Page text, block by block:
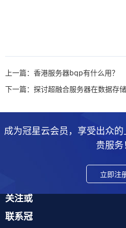
上一篇：香港服务器bgp有什么用？
下一篇：探讨超融合服务器在数据存
成为冠星云会员，享受出众
贵服务！
立即注
关注或
联系冠